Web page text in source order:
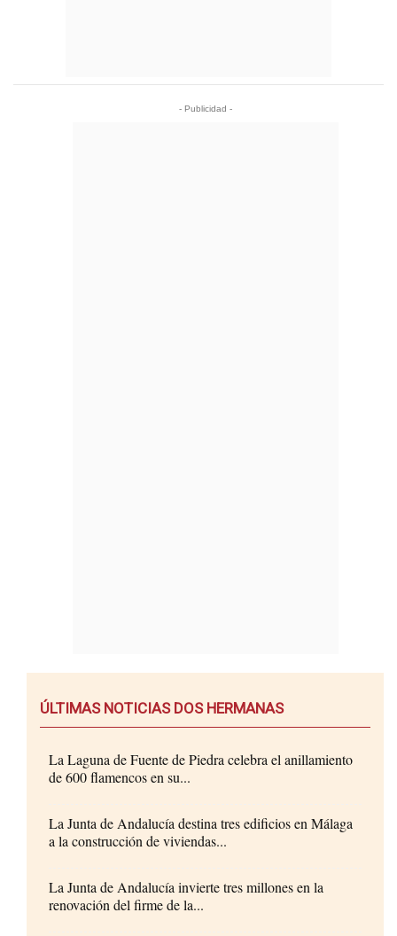
- Publicidad -
ÚLTIMAS NOTICIAS DOS HERMANAS
La Laguna de Fuente de Piedra celebra el anillamiento
de 600 flamencos en su...
La Junta de Andalucía destina tres edificios en Málaga
a la construcción de viviendas...
La Junta de Andalucía invierte tres millones en la
renovación del firme de la...